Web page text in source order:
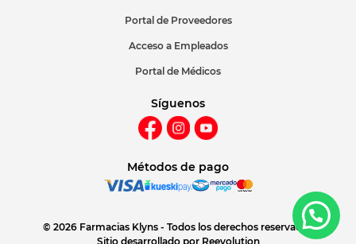
Portal de Proveedores
Acceso a Empleados
Portal de Médicos
Síguenos
Métodos de pago
© 2026 Farmacias Klyns - Todos los derechos reservados
Sitio desarrollado por Reevolution